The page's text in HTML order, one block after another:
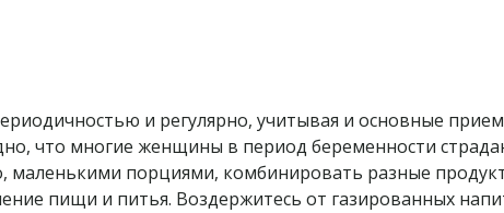
и регулярно, учитывая и основные
что многие женщины в период беременности
маленькими порциями, комбинировать разные
пищи и питья. Воздержитесь от газированных